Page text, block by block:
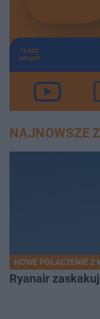
TERAZ
GRAMY
NAJNOWSZE
NOWE POŁĄCZENIE Z
Ryanair